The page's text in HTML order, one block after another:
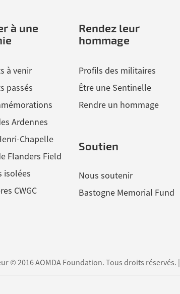
à une
à venir
passés
Ardennes
Chapelle
Flanders Field
isolées
CWGC
Rendez leur
hommage
Profils des militaires
Être une Sentinelle
Rendre un hommage
Soutien
Nous soutenir
Bastogne Memorial Fund
© 2016 AOMDA Foundation. Tous droits réservés. |